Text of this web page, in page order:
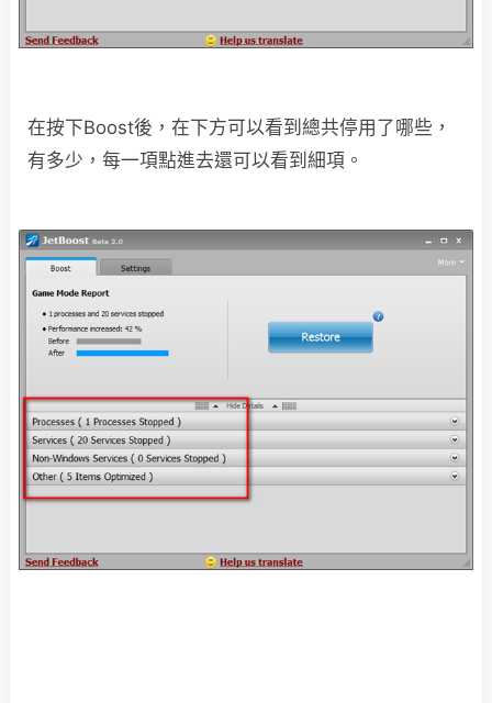
在按下Boost後，在下方可以看到總共停用了哪些，
有多少，每一項點進去還可以看到細項。